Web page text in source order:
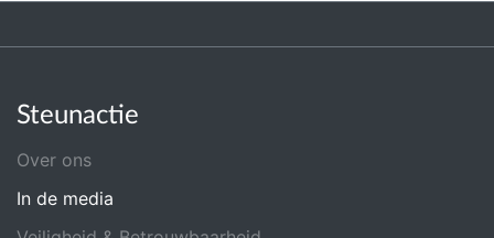
Steunactie
Over ons
In de media